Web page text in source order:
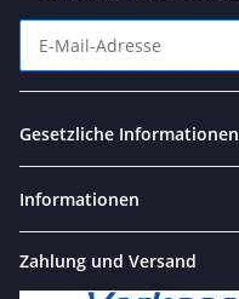
Gesetzliche Informationen
Informationen
Zahlung und Versand